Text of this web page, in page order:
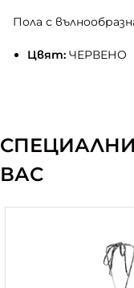
Пола с
Цвят:ЧЕРВЕНО
ВАС